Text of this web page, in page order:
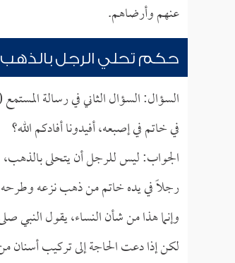
عنهم وأرضاهم.
حكم تحلي الرجل بالذهب
السؤال: السؤال الثاني في رسالة
في خاتم في إصبعه، أفيدونا أفادكم الله؟
الجواب: ليس للرجل أن يتحلى بالذهب،
رجلاً في يده خاتم من ذهب نزعه
وإنما هذا من شأن النساء، يقول النبي
لكن إذا دعت الحاجة إلى تركيب أسنان